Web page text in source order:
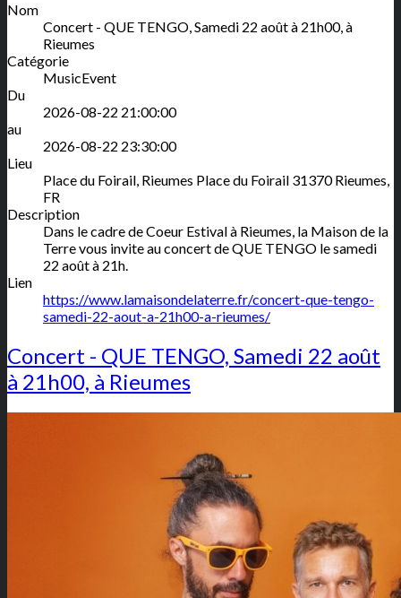
Nom
Concert - QUE TENGO, Samedi 22 août à 21h00, à
Rieumes
Catégorie
MusicEvent
Du
2026-08-22 21:00:00
au
2026-08-22 23:30:00
Lieu
Place du Foirail, Rieumes Place du Foirail 31370 Rieumes,
FR
Description
Dans le cadre de Coeur Estival à Rieumes, la Maison de la
Terre vous invite au concert de QUE TENGO le samedi
22 août à 21h.
Lien
https://www.lamaisondelaterre.fr/concert-que-tengo-
samedi-22-aout-a-21h00-a-rieumes/
Concert - QUE TENGO, Samedi 22 août
à 21h00, à Rieumes